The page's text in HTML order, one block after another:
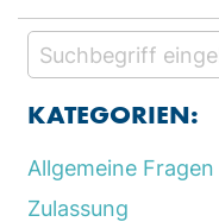
KATEGORIEN:
Allgemeine Fragen
Zulassung